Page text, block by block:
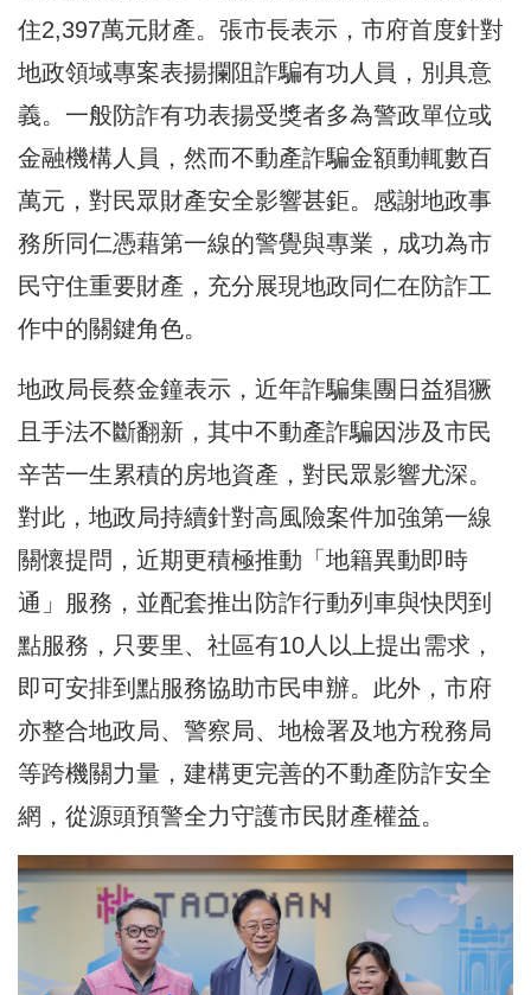
住2,397萬元財產。張市長表示，市府首度針對
地政領域專案表揚攔阻詐騙有功人員，別具意
義。一般防詐有功表揚受獎者多為警政單位或
金融機構人員，然而不動產詐騙金額動輒數百
萬元，對民眾財產安全影響甚鉅。感謝地政事
務所同仁憑藉第一線的警覺與專業，成功為市
民守住重要財產，充分展現地政同仁在防詐工
作中的關鍵角色。
地政局長蔡金鐘表示，近年詐騙集團日益猖獗
且手法不斷翻新，其中不動產詐騙因涉及市民
辛苦一生累積的房地資產，對民眾影響尤深。
對此，地政局持續針對高風險案件加強第一線
關懷提問，近期更積極推動「地籍異動即時
通」服務，並配套推出防詐行動列車與快閃到
點服務，只要里、社區有10人以上提出需求，
即可安排到點服務協助市民申辦。此外，市府
亦整合地政局、警察局、地檢署及地方稅務局
等跨機關力量，建構更完善的不動產防詐安全
網，從源頭預警全力守護市民財產權益。